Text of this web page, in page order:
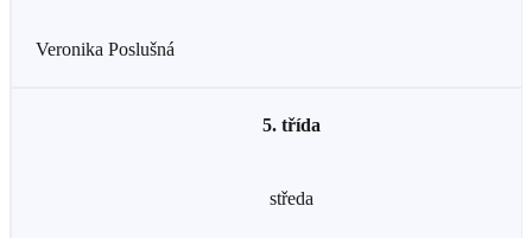
Veronika Poslušná
5. třída
středa